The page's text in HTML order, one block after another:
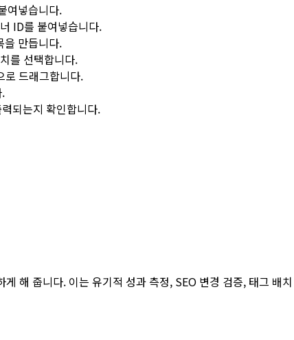
여넣습니다.
ID를 붙여넣습니다.
을 만듭니다.
를 선택합니다.
로 드래그합니다.
되는지 확인합니다.
해 줍니다. 이는 유기적 성과 측정, SEO 변경 검증, 태그 배